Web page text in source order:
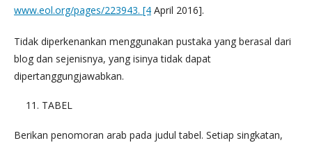
www.eol.org/pages/223943. [4 April 2016].
Tidak diperkenankan menggunakan pustaka yang berasal dari
blog dan sejenisnya, yang isinya tidak dapat
dipertanggungjawabkan.
TABEL
Berikan penomoran arab pada judul tabel. Setiap singkatan,